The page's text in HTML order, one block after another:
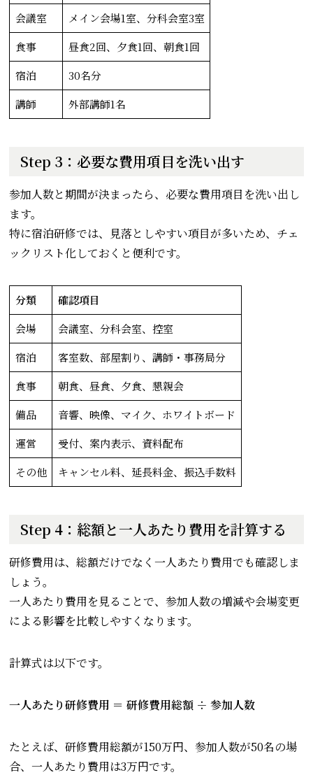
会議室
メイン会場1室、分科会室3室
食事
昼食2回、夕食1回、朝食1回
宿泊
30名分
講師
外部講師1名
Step 3：必要な費用項目を洗い出す
参加人数と期間が決まったら、必要な費用項目を洗い出し
ます。
特に宿泊研修では、見落としやすい項目が多いため、チェ
ックリスト化しておくと便利です。
分類
確認項目
会場
会議室、分科会室、控室
宿泊
客室数、部屋割り、講師・事務局分
食事
朝食、昼食、夕食、懇親会
備品
音響、映像、マイク、ホワイトボード
運営
受付、案内表示、資料配布
その他
キャンセル料、延長料金、振込手数料
Step 4：総額と一人あたり費用を計算する
研修費用は、総額だけでなく一人あたり費用でも確認しま
しょう。
一人あたり費用を見ることで、参加人数の増減や会場変更
による影響を比較しやすくなります。
計算式は以下です。
一人あたり研修費用 ＝ 研修費用総額 ÷ 参加人数
たとえば、研修費用総額が150万円、参加人数が50名の場
合、一人あたり費用は3万円です。